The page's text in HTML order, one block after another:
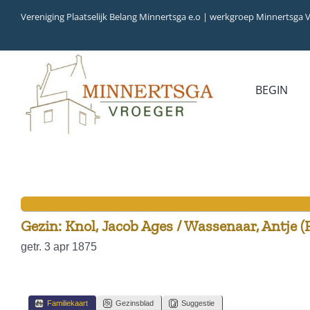
inhoud
Vereniging Plaatselijk Belang Minnertsga e.o | werkgroep Minnertsga
BEGIN
VIDEO (FILM)
AANWINSTEN
INWONERS 65+ IN 1979
Gezin: Knol, Jacob Ages / Wassenaar, Antje
getr. 3 apr 1875
Familiekaart Gezinsblad Suggestie